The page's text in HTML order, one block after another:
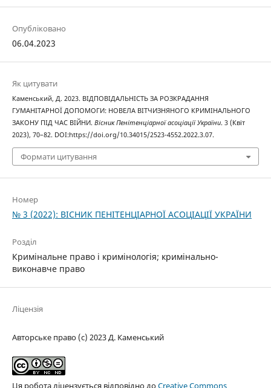
Опубліковано
06.04.2023
Як цитувати
Каменський, Д. 2023. ВІДПОВІДАЛЬНІСТЬ ЗА РОЗКРАДАННЯ
ГУМАНІТАРНОЇ ДОПОМОГИ: НОВЕЛА ВІТЧИЗНЯНОГО КРИМІНАЛЬНОГО
ЗАКОНУ ПІД ЧАС ВІЙНИ. Вісник Пенітенціарної асоціації України. 3 (Квіт
2023), 70–82. DOI:https://doi.org/10.34015/2523-4552.2022.3.07.
Формати цитування
Номер
№ 3 (2022): ВІСНИК ПЕНІТЕНЦІАРНОЇ АСОЦІАЦІЇ УКРАЇНИ
Розділ
Кримінальне право і кримінологія; кримінально-
виконавче право
Ліцензія
Авторське право (c) 2023 Д. Каменський
Ця робота ліцензується відповідно доCreative Commons